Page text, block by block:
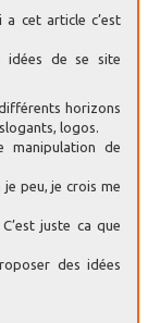
a cet article c’est
idées de se site
horizons
logos.
manipulation de
peu, je crois me
juste ca que
des idées